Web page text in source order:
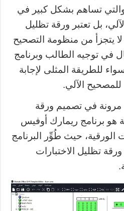
والتي تساهم بشكل كبير في
بل تعتبر ورقة تظليل
لا يتجزأ من منظومة التصحيح
في توجيه الطالب وبرنامج
للطريقة المثلى لإجابة
الآلي.
في تصميم ورقة
هو برنامج ريمارك أوفيس
الورقية، حيث طُوِّر البرنامج
تظليل الاختبارات